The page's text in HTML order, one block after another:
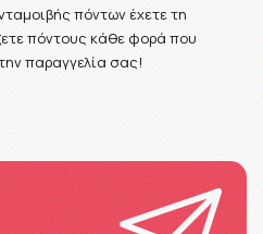
πόντων έχετε τη
πόντους κάθε φορά που
παραγγελία σας!